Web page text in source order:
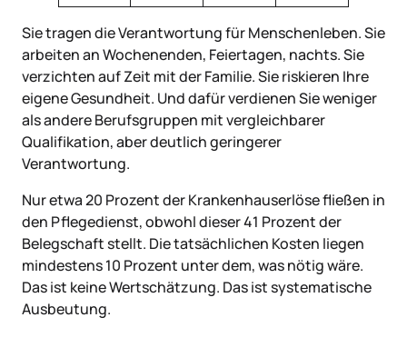
Sie tragen die Verantwortung für Menschenleben. Sie
arbeiten an Wochenenden, Feiertagen, nachts. Sie
verzichten auf Zeit mit der Familie. Sie riskieren Ihre
eigene Gesundheit. Und dafür verdienen Sie weniger
als andere Berufsgruppen mit vergleichbarer
Qualifikation, aber deutlich geringerer
Verantwortung.
Nur etwa 20 Prozent der Krankenhauserlöse fließen in
den Pflegedienst, obwohl dieser 41 Prozent der
Belegschaft stellt. Die tatsächlichen Kosten liegen
mindestens 10 Prozent unter dem, was nötig wäre.
Das ist keine Wertschätzung. Das ist systematische
Ausbeutung.